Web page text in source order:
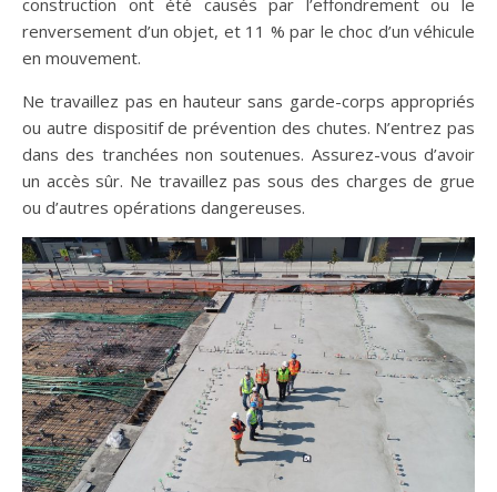
construction ont été causés par l’effondrement ou le
renversement d’un objet, et 11 % par le choc d’un véhicule
en mouvement.
Ne travaillez pas en hauteur sans garde-corps appropriés
ou autre dispositif de prévention des chutes. N’entrez pas
dans des tranchées non soutenues. Assurez-vous d’avoir
un accès sûr. Ne travaillez pas sous des charges de grue
ou d’autres opérations dangereuses.